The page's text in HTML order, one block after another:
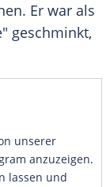
Er war als
geschminkt,
unserer
anzuzeigen.
lassen und